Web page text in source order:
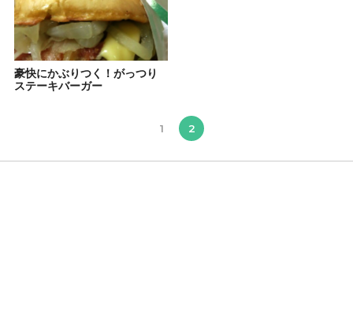
豪快にかぶりつく！がっつり
ステーキバーガー
1 2